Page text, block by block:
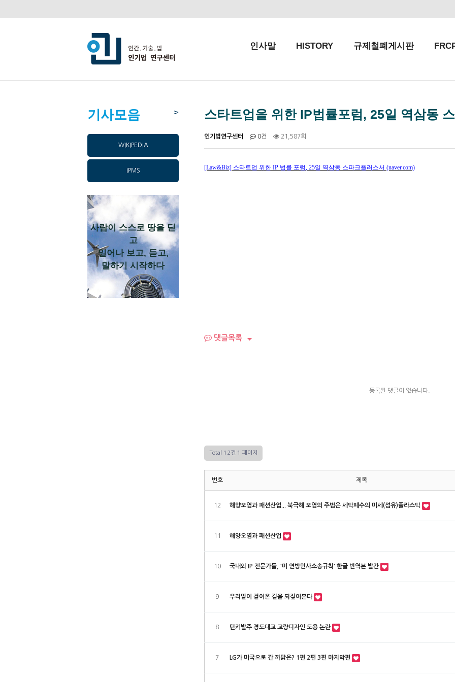
인사말 HISTORY 규제철폐게시판
스타트업을 위한 IP법률포럼, 25일 역삼동
인기법연구센터 0건 21,587회
[Law&Biz] 스타트업 위한 IP 법률 포럼, 25일 역삼동 스파크플러스서 (naver.com)
댓글목록
등록된 댓글이 없습니다.
Total 12건 1 페이지
번호 제목
12 해양오염과 패션산업... 북극해 오염의 주범은 세탁폐수의 미세(섬유)플라스틱
11 해양오염과 패션산업
10 국내외 IP 전문가들, '미 연방민사소송규칙' 한글 번역본 발간
9 우리말이 걸어온 길을 되짚어본다
8 턴키발주 경도대교 교량디자인 도용 논란
7 LG가 미국으로 간 까닭은? 1편 2편 3편 마지막편
기사모음 >
WIKIPEDIA
IPMS
사람이 스스로 땅을 딛
고
일어나 보고, 듣고,
말하기 시작하다